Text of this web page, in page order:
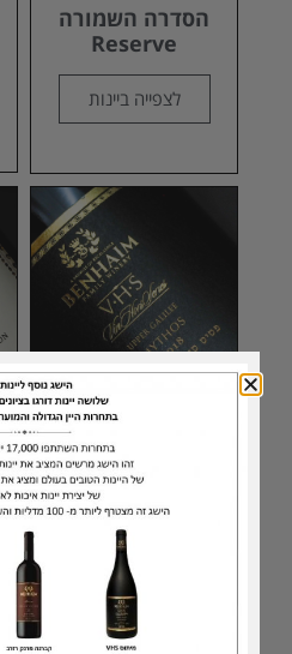
הסדרה השמורה
Reserve
לצפייה ביינות
הסדרה הנדירה
VHS
לצפייה ביינות